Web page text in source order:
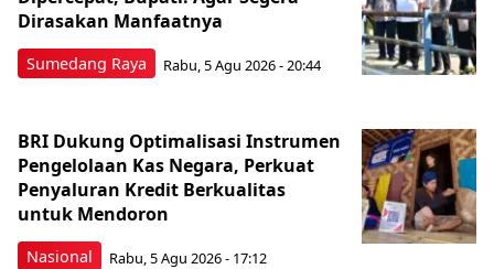
Sumedang Raya
Dirasakan Manfaatnya
Rabu, 5 Agu 2026 - 20:44
Nasional
BRI Dukung Optimalisasi Instrumen
Pengelolaan Kas Negara, Perkuat
Penyaluran Kredit Berkualitas
untuk Mendoron
Rabu, 5 Agu 2026 - 17:12